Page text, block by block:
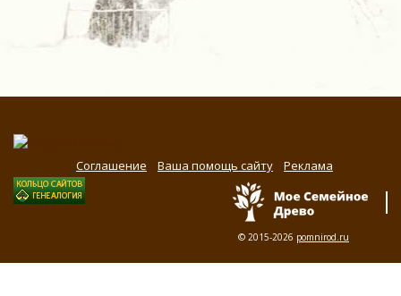
Соглашение Ваша помощь сайту Реклама
© 2015-2026 pomnirod.ru